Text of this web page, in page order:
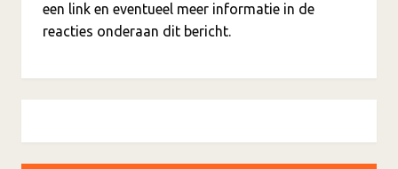
een link en eventueel meer informatie in de
reacties onderaan dit bericht.